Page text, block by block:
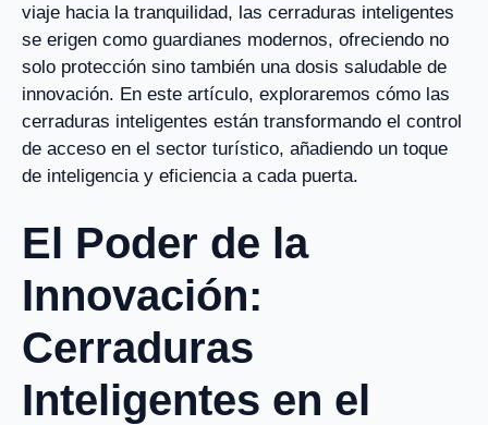
viaje hacia la tranquilidad, las cerraduras inteligentes
se erigen como guardianes modernos, ofreciendo no
solo protección sino también una dosis saludable de
innovación. En este artículo, exploraremos cómo las
cerraduras inteligentes están transformando el control
de acceso en el sector turístico, añadiendo un toque
de inteligencia y eficiencia a cada puerta.
El Poder de la
Innovación:
Cerraduras
Inteligentes en el